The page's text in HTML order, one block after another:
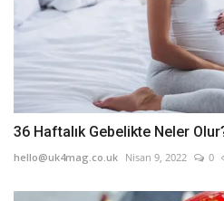
36 Haftalık Gebelikte Neler
hello@uk4mag.co.uk Nisan 9, 2022 0